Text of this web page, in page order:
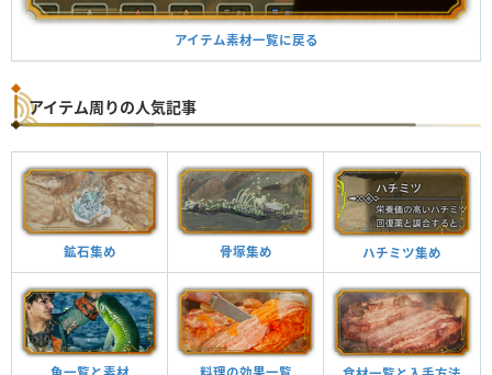
アイテム素材一覧に戻る
アイテム周りの人気記事
鉱石集め 骨塚集め ハチミツ集め